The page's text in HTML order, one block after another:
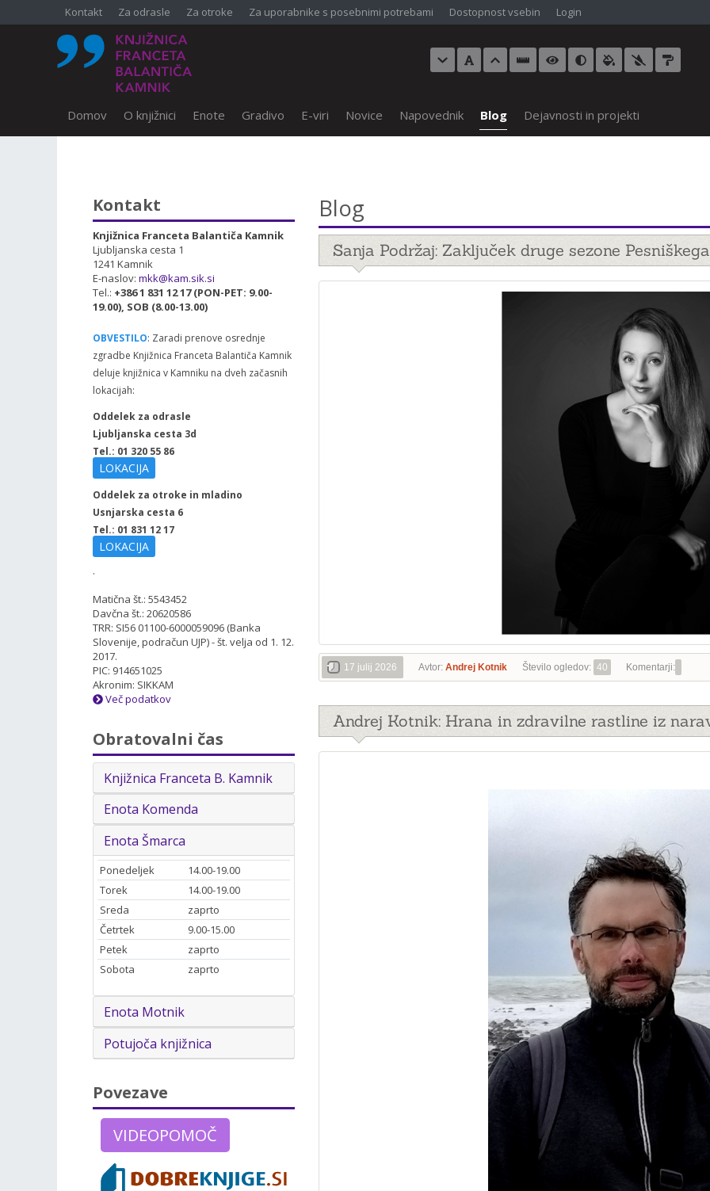
Kontakt Za odrasle Za otroke Za uporabnike s posebnimi potrebami Dostopnost vsebin Login
Domov O knjižnici Enote Gradivo E-viri Novice Napovednik Blog Dejavnosti in projekti
Blog
Sanja Podržaj: Zaključek druge sezone
17 julij 2026 Avtor: Andrej Kotnik Število ogledov: 40 Komentarji:
Andrej Kotnik: Hrana in zdravilne rastline iz
Kontakt
Knjižnica Franceta Balantiča Kamnik
Ljubljanska cesta 1
1241 Kamnik
E-naslov: mkk@kam.sik.si
Tel.: +386 1 831 12 17 (PON-PET: 9.00-
19.00), SOB (8.00-13.00)
OBVESTILO: Zaradi prenove osrednje
zgradbe Knjižnica Franceta Balantiča Kamnik
deluje knjižnica v Kamniku na dveh začasnih
lokacijah:
Oddelek za odrasle
Ljubljanska cesta 3d
Tel.: 01 320 55 86
LOKACIJA
Oddelek za otroke in mladino
Usnjarska cesta 6
Tel.: 01 831 12 17
LOKACIJA
.
Matična št.: 5543452
Davčna št.: 20620586
TRR: SI56 01100-6000059096 (Banka
Slovenije, podračun UJP) - št. velja od 1. 12.
2017.
PIC: 914651025
Akronim: SIKKAM
Več podatkov
Obratovalni čas
Knjižnica Franceta B. Kamnik
Enota Komenda
Enota Šmarca
Ponedeljek
14.00-19.00
Torek
14.00-19.00
Sreda
zaprto
Četrtek
9.00-15.00
Petek
zaprto
Sobota
zaprto
Enota Motnik
Potujoča knjižnica
Povezave
VIDEOPOMOČ